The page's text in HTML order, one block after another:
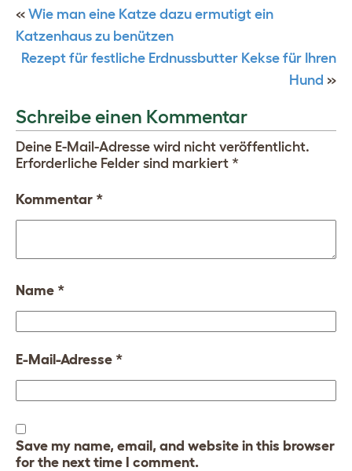
« Wie man eine Katze dazu ermutigt ein
Katzenhaus zu benützen
Rezept für festliche Erdnussbutter Kekse für Ihren
Hund »
Schreibe einen Kommentar
Deine E-Mail-Adresse wird nicht veröffentlicht.
Erforderliche Felder sind markiert *
Kommentar *
Name *
E-Mail-Adresse *
Save my name, email, and website in this browser
for the next time I comment.